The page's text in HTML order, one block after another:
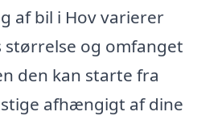
af bil i Hov varierer
og omfanget
den kan starte fra
afhængigt af dine